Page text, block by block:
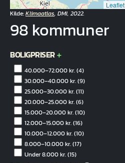
BOLIGPRISER
40.000–72.000 kr.(4)
30.000–40.000 kr.(9)
25.000–30.000 kr.(11)
20.000–25.000 kr.(6)
15.000–20.000 kr.(10)
12.000–15.000 kr.(16)
10.000–12.000 kr.(10)
8.000–10.000 kr.(17)
Under 8.000 kr.(15)
Leaflet
Kilde:Klimaatlas, DMI, 2022.
98 kommuner